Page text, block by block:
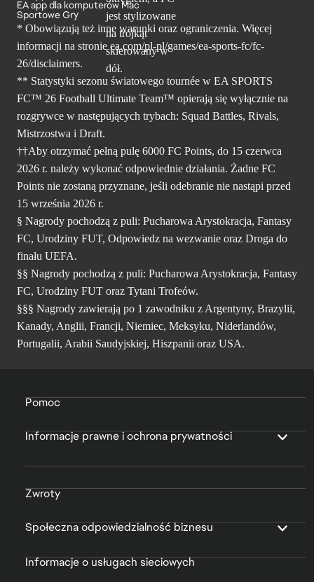
EA app dla komputerów Mac
Sportowe Gry
* Obowiązują też inne warunki oraz ograniczenia. Więcej
informacji na stronie ea.com/pl-pl/games/ea-sports-fc/fc-
26/disclaimers.
** Statystyki sezonu światowego tournée w EA SPORTS
FC™ 26 Football Ultimate Team™ opierają się wyłącznie na
rozgrywce w następujących trybach: Squad Battles, Rivals,
Mistrzostwa i Draft.
††Aby otrzymać pełną pulę 6000 FC Points, do 15 czerwca
2026 r. należy wykonać odpowiednie działania. Żadne FC
Points nie zostaną przyznane, jeśli odebranie nie nastąpi przed
15 września 2026 r.
§ Nagrody pochodzą z puli: Pucharowa Arystokracja, Fantasy
FC, Urodziny FUT, Odpowiedz na wezwanie oraz Droga do
finału UEFA.
§§ Nagrody pochodzą z puli: Pucharowa Arystokracja, Fantasy
FC, Urodziny FUT oraz Tytani Trofeów.
§§§ Nagrody zawierają po 1 zawodniku z Argentyny, Brazylii,
Kanady, Anglii, Francji, Niemiec, Meksyku, Niderlandów,
Portugalii, Arabii Saudyjskiej, Hiszpanii oraz USA.
Pomoc
Informacje prawne i ochrona prywatności
Zwroty
Społeczna odpowiedzialność biznesu
Informacje o usługach sieciowych